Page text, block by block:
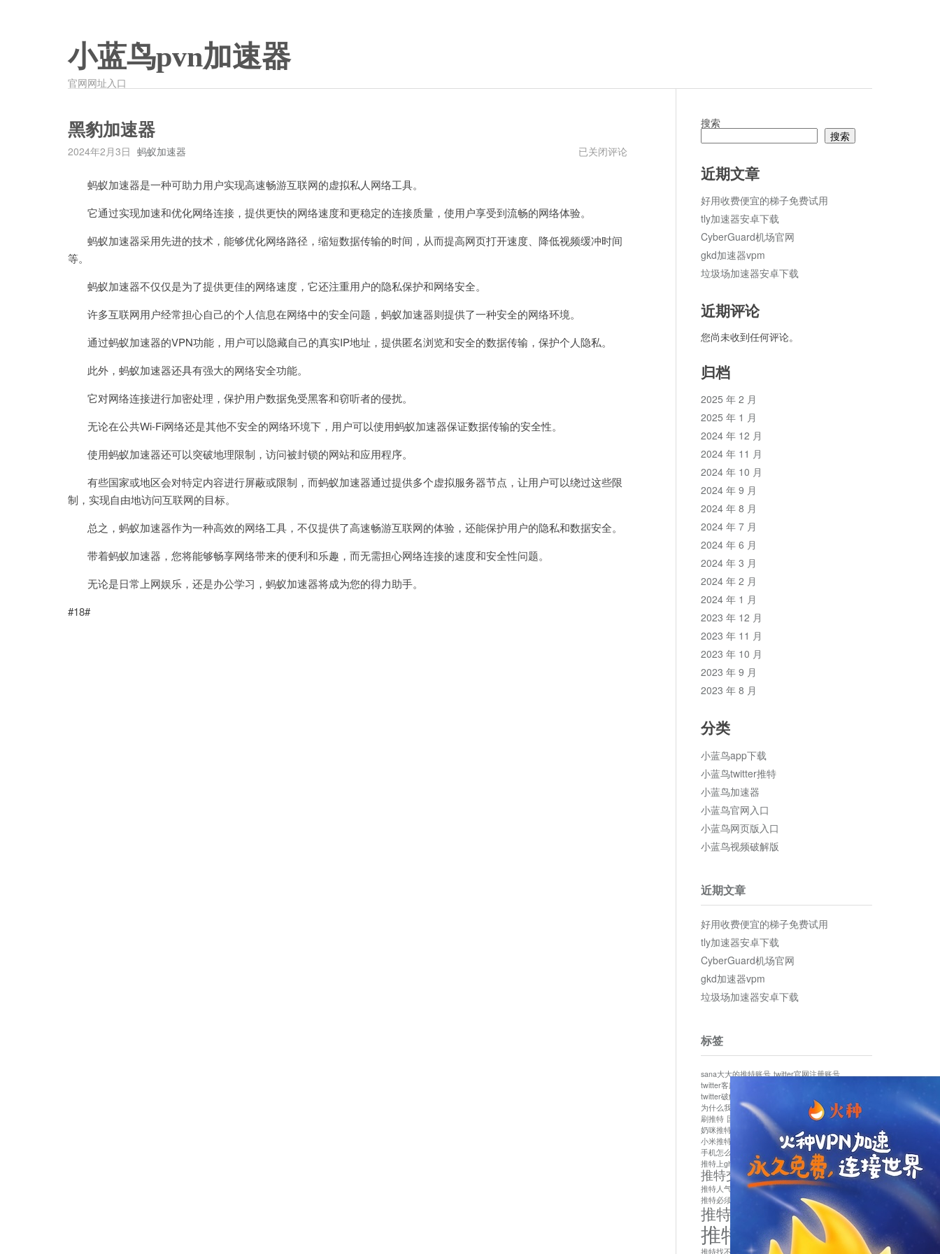
小蓝鸟pvn加速器
官网网址入口
黑豹加速器
2024年2月3日 蚂蚁加速器
黑
已关闭评论
蚂蚁加速器是一种可助力用户实现高速畅游互联网的虚拟私人网络工具。
它通过实现加速和优化网络连接，提供更快的网络速度和更稳定的连接质量，使用户享受到流畅的网络体验。
蚂蚁加速器采用先进的技术，能够优化网络路径，缩短数据传输的时间，从而提高网页打开速度、降低视频缓冲时间
等。
蚂蚁加速器不仅仅是为了提供更佳的网络速度，它还注重用户的隐私保护和网络安全。
许多互联网用户经常担心自己的个人信息在网络中的安全问题，蚂蚁加速器则提供了一种安全的网络环境。
通过蚂蚁加速器的VPN功能，用户可以隐藏自己的真实IP地址，提供匿名浏览和安全的数据传输，保护个人隐私。
此外，蚂蚁加速器还具有强大的网络安全功能。
它对网络连接进行加密处理，保护用户数据免受黑客和窃听者的侵扰。
无论在公共Wi-Fi网络还是其他不安全的网络环境下，用户可以使用蚂蚁加速器保证数据传输的安全性。
使用蚂蚁加速器还可以突破地理限制，访问被封锁的网站和应用程序。
有些国家或地区会对特定内容进行屏蔽或限制，而蚂蚁加速器通过提供多个虚拟服务器节点，让用户可以绕过这些限
制，实现自由地访问互联网的目标。
总之，蚂蚁加速器作为一种高效的网络工具，不仅提供了高速畅游互联网的体验，还能保护用户的隐私和数据安全。
带着蚂蚁加速器，您将能够畅享网络带来的便利和乐趣，而无需担心网络连接的速度和安全性问题。
无论是日常上网娱乐，还是办公学习，蚂蚁加速器将成为您的得力助手。
#18#
搜索
搜索
近期文章
好用收费便宜的梯子免费试用
tly加速器安卓下载
CyberGuard机场官网
gkd加速器vpm
垃圾场加速器安卓下载
近期评论
您尚未收到任何评论。
归档
2025 年 2 月
2025 年 1 月
2024 年 12 月
2024 年 11 月
2024 年 10 月
2024 年 9 月
2024 年 8 月
2024 年 7 月
2024 年 6 月
2024 年 3 月
2024 年 2 月
2024 年 1 月
2023 年 12 月
2023 年 11 月
2023 年 10 月
2023 年 9 月
2023 年 8 月
分类
小蓝鸟app下载
小蓝鸟twitter推特
小蓝鸟加速器
小蓝鸟官网入口
小蓝鸟网页版入口
小蓝鸟视频破解版
近期文章
好用收费便宜的梯子免费试用
tly加速器安卓下载
CyberGuard机场官网
gkd加速器vpm
垃圾场加速器安卓下载
标签
sana大大的推特账号 twitter官网注册账号
twitter客服
twitter破解版下载
为什么我推特无法保存设置
作者sana推特是什么
刷推特 国内为什么不能用twitter 国内能用twitter吗
奶咪推特
如何找回推特密码
小米推特闪退是怎么回事 怎么看推特上的视频
手机怎么注册推特账号
推特devil
推特上ghs的女博主
推特交友软件app下载
推特人气萌货小蔡头喵喵喵 推特实名制
推特必须用外网吗
推特怎么取消关联手机号
推特怎么看敏感内容苹果
推特找不到账号 推特注册必须要手机号